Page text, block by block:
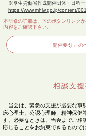
※厚生労働省作成開催団体・日程一
https://www.mhlw.go.jp/content/
本研修の詳細は​、下のボタンリンクか
内容をご確認下さい。
「開催要領」の
相談支援
当会は、緊急の支援が必要な事
床心理士、公認心理師、精神保健
す 。必要なときは、当会までご相
応じることをお約束できるもので